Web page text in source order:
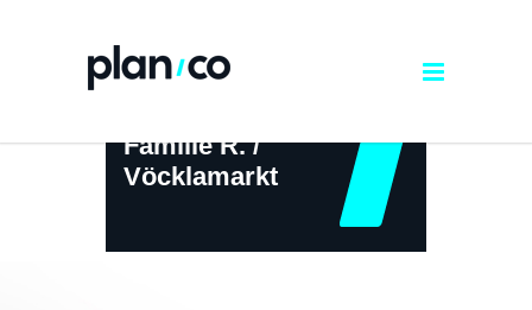
← ZURÜCK ZUR ÜBERSICHT
Familie R. /
Vöcklamarkt